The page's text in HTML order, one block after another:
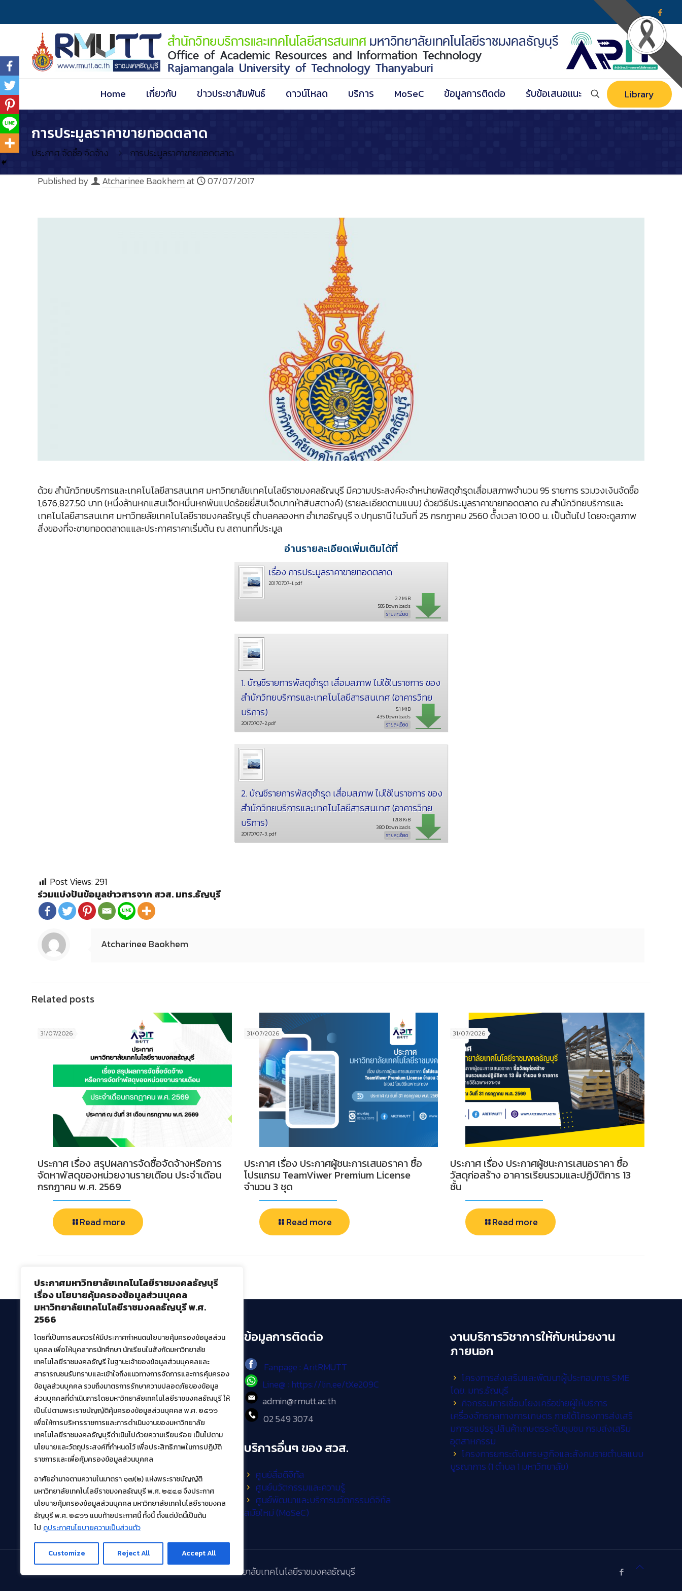
ประกาศมหาวิทยาลัยเทคโนโลยีราชมงคลธัญบุรี
เรื่อง นโยบายคุ้มครองข้อมูลส่วนบุคคล
มหาวิทยาลัยเทคโนโลยีราชมงคลธัญบุรี พ.ศ.
2566
โดยที่เป็นการสมควรให้มีประกาศกำหนดนโยบายคุ้มครองข้อมูลส่วน
บุคคล เพื่อให้บุคลากรนักศึกษา นักเรียนในสังกัดมหาวิทยาลัย
เทคโนโลยีราชมงคลธัญรี ในฐานะเจ้าของข้อมูลส่วนบุคคลและ
สาธารณชนรับทราบและเข้าใจถึงแนวทางการจัดการและการคุ้มครอง
ข้อมูลส่วนบุคคล รวมถึงมาตรการรักษาความปลอดภัยของข้อมูล
ส่วนบุคคลที่ดำเนินการโดยมหาวิทยาลัยเทคโนโลยีราชมงคลธัญบุรี ให้
เป็นไปตามพระราชบัญญัติคุ้มครองข้อมูลส่วนบุคคล พ.ศ. ๒๕๖๖
เพื่อให้การบริหารราชการและการดำเนินงานของมหาวิทยาลัย
เทคโนโลยีราชมงคลธัญบุรีดำเนินไปด้วยความเรียบร้อย เป็นไปตาม
นโยบายและวัตถุประสงค์ที่กำหนดไว้ เพื่อประสิทธิภาพในการปฏิบัติ
ราชการและเพื่อคุ้มครองข้อมูลส่วนบุคคล
อาศัยอำนาจตามความในมาตรา ๑๗(๒) แห่งพระราชบัญญัติ
มหาวิทยาลัยเทคโนโลยีราชมงคลธัญบุรี พ.ศ. ๒๕๔๘ จึงประกาศ
นโยบายคุ้มครองข้อมูลส่วนบุคคล มหาวิทยาลัยเทคโนโลยีราชมงคล
ธัญบุรี พ.ศ. ๒๕๖๖ แนบท้ายประกาศนี้ ทั้งนี้ ตั้งแต่บัดนี้เป็นต้น
ไป ดูประกาศนโยบายความเป็นส่วนตัว
Customize Reject All Accept All
Home เกี่ยวกับ ข่าวประชาสัมพันธ์ ดาวน์โหลด บริการ MoSeC ข้อมูลการติดต่อ รับข้อเสนอแนะ Library
การประมูลราคาขายทอดตลาด
ประกาศ จัดซื้อ จัดจ้าง การประมูลราคาขายทอดตลาด
Published by Atcharinee Baokhemat 07/07/2017
ด้วย สำนักวิทยบริการและเทคโนโลยีสารสนเทศ มหาวิทยาลัยเทคโนโลยีราชมงคลธัญบุรี มีความประสงค์จะจำหน่ายพัสดุชำรุดเสื่อมสภาพจำนวน 95 รายการ รวมวงเงินจัดซื้อ
1,676,827.50 บาท (หนึ่งล้านหกแสนเจ็ดหมื่นหกพันแปดร้อยยี่สิบเจ็ดบาทห้าสิบสตางค์) (รายละเอียดตามแนบ) ด้วยวิธีประมูลราคาขายทอดตลาด ณ สำนักวิทยบริการและ
เทคโนโลยีสารสนเทศ มหาวิทยลัยเทคโนโลยีราชมงคลธัญบุรี ตำบลคลองหก อำเภอธัญบุรี จ.ปทุมธานี ในวันที่ 25 กรกฏาคม 2560 ตัั้งเวลา 10.00 น. เป็นต้นไป โดยจะดูสภาพ
สิ่งของที่จะขายทอดตลาดแและประกาศราคาเริ่มต้น ณ สถานทที่ประมูล
อ่านรายละเอียดเพิ่มเติมได้ที่
เรื่อง การประมูลราคาขายทอดตลาด
20170707-1.pdf
2.2 MiB
585 Downloads
รายละเอียด
1. บัญชีรายการพัสดุชำรุด เสื่อมสภาพ ไม่ใช้ในราชการ ของ
สำนักวิทยบริการและเทคโนโลยีสารสนเทศ (อาคารวิทย
บริการ)
20170707-2.pdf
5.1 MiB
435 Downloads
รายละเอียด
2. บัญชีรายการพัสดุชำรุด เสื่อมสภาพ ไม่ใช้ในราชการ ของ
สำนักวิทยบริการและเทคโนโลยีสารสนเทศ (อาคารวิทย
บริการ)
20170707-3.pdf
121.8 KiB
380 Downloads
รายละเอียด
Post Views:291
ร่วมแบ่งปันข้อมูลข่าวสารจาก สวส. มทร.ธัญบุรี
Atcharinee Baokhem
Related posts
31/07/2026
ประกาศ เรื่อง สรุปผลการจัดซื้อจัดจ้างหรือการ
จัดหาพัสดุของหน่วยงานรายเดือน ประจำเดือน
กรกฎาคม พ.ศ. 2569
Read more
31/07/2026
ประกาศ เรื่อง ประกาศผู้ชนะการเสนอราคา ซื้อ
โปรแกรม TeamViwer Premium License
จำนวน 3 ชุด
Read more
31/07/2026
ประกาศ เรื่อง ประกาศผู้ชนะการเสนอราคา ซื้อ
วัสดุก่อสร้าง อาคารเรียนรวมและปฏิบัติการ 13
ชั้น
Read more
สำนักวิทยบริการและเทคโนโลยีสารสนเทศ
มหาวิทยาลัยเทคโนโลยีราชมงคลธัญบุรี
39 หมู่ที่ 1 ตำบลคลองหก อำเภอคลองหลวง จังหวัด
ปทุมธานี 12120
เผยแพร่ข้อมูลโดย.บุคลากร สวส.
สร้างและพัฒนาโดย.
ฝ่ายพัฒนาและเผยแพร่ข้อมูลเว็บไซต์
ข้อมูลการติดต่อ
Fanpage : AritRMUTT
Line@ : https://lin.ee/tXe209C
admin@rmutt.ac.th
02 549 3074
บริการอื่นๆ ของ สวส.
ศูนย์สื่อดิจิทัล
ศูนย์นวัตกรรมและความรู้
ศูนย์พัฒนาและบริการนวัตกรรมดิจิทัล
สมัยใหม่ (MoSeC)
งานบริการวิชาการให้กับหน่วยงาน
ภายนอก
โครงการส่งเสริมและพัฒนาผู้ประกอบการ SME
โดย. มทร.ธัญบุรี
กิจกรรมการเชื่อมโยงเครือข่ายผู้ให้บริการ
เครื่องจักรกลทางการเกษตร ภายใต้โครงการส่งเสริ
มการรแปรรูปสินค้าเกษตรระดับชุมชน กรมส่งเสริม
อุตสาหกรรม
โครงการยกระดับเศรษฐกิจและสังคมรายตำบลแบบ
บูรณาการ (1 ตำบล 1 มหาวิทยาลัย)
© 2021 สำนักวิทยบริการและเทคโนโลยีสารสนเทศ มหาวิทยาลัยเทคโนโลยีราชมงคลธัญบุรี